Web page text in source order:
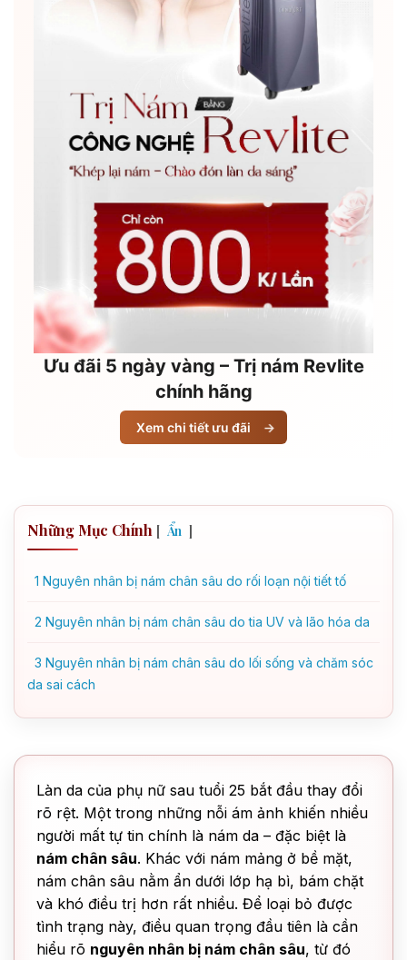
Ưu đãi 5 ngày vàng – Trị nám Revlite
chính hãng
Xem chi tiết ưu đãi →
Những Mục Chính [ Ẩn ]
1 Nguyên nhân bị nám chân sâu do rối loạn nội tiết tố
2 Nguyên nhân bị nám chân sâu do tia UV và lão hóa da
3 Nguyên nhân bị nám chân sâu do lối sống và chăm sóc
da sai cách
Làn da của phụ nữ sau tuổi 25 bắt đầu thay đổi
rõ rệt. Một trong những nỗi ám ảnh khiến nhiều
người mất tự tin chính là nám da – đặc biệt là
nám chân sâu. Khác với nám mảng ở bề mặt,
nám chân sâu nằm ẩn dưới lớp hạ bì, bám chặt
và khó điều trị hơn rất nhiều. Để loại bỏ được
tình trạng này, điều quan trọng đầu tiên là cần
hiểu rõ nguyên nhân bị nám chân sâu, từ đó